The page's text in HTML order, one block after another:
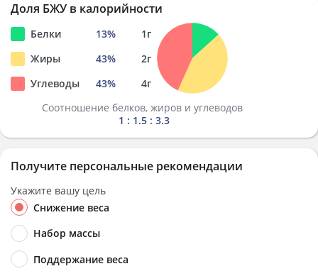
Доля БЖУ в калорийности
Белки 13% 1г
Жиры
43% 2г
Углеводы
43% 4г
Соотношение белков, жиров и углеводов
1 : 1.5 : 3.3
Получите персональные рекомендации
Укажите вашу цель
Снижение веса
Набор массы
Поддержание веса